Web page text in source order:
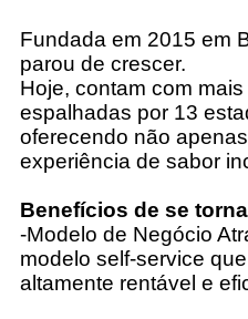
Fundada em 2015 em
parou de crescer.
Hoje, contam com
espalhadas por 13
oferecendo não
experiência de sabor
Benefícios de se
-Modelo de Negócio
modelo self-service
altamente rentável e